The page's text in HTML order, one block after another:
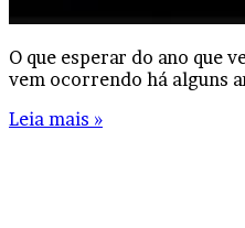
O que esperar do ano que
vem ocorrendo há alguns
Leia mais »